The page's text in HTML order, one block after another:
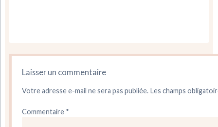
Laisser un commentaire
Votre adresse e-mail ne sera pas publiée. Les champs
Commentaire *